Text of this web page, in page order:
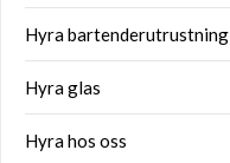
Hyra bartenderutrustning
Hyra glas
Hyra hos oss